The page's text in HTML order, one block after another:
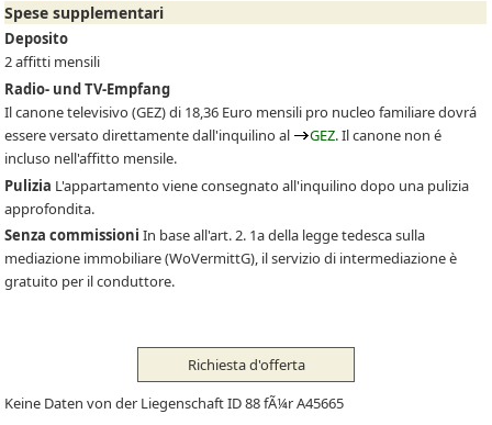
Spese supplementari
Deposito
2 affitti mensili
Radio- und TV-Empfang
Il canone televisivo(GEZ)di 18,36 Euro mensili pro nucleo familiare dovrá
essere versato direttamente dall'inquilino al
GEZ. Il canone non é
incluso nell'affitto mensile.
Pulizia L'appartamento viene consegnato all'inquilino dopo una pulizia
approfondita.
Senza commissioni In base all'art. 2. 1a della legge tedesca sulla
mediazione immobiliare (WoVermittG), il servizio di intermediazione è
gratuito per il conduttore.
Richiesta d'offerta
Keine Daten von der Liegenschaft ID 88 fÃ¼r A45665